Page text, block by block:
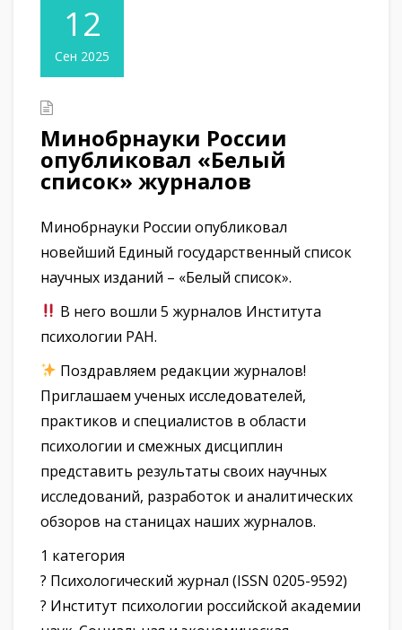
12
Сен 2025
Минобрнауки России
опубликовал «Белый
список» журналов
Минобрнауки России опубликовал
новейший Единый государственный список
научных изданий – «Белый список».
В него вошли 5 журналов Института
психологии РАН.
Поздравляем редакции журналов!
Приглашаем ученых исследователей,
практиков и специалистов в области
психологии и смежных дисциплин
представить результаты своих научных
исследований, разработок и аналитических
обзоров на станицах наших журналов.
1 категория
? Психологический журнал (ISSN 0205-9592)
? Институт психологии российской академии